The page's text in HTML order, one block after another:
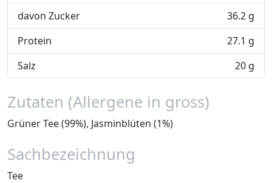
davon Zucker
36.2 g
Protein
27.1 g
Salz
20 g
Zutaten (Allergene in gross)
Grüner Tee (99%), Jasminblüten (1%)
Sachbezeichnung
Tee